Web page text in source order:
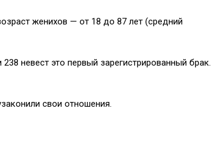
женихов — от 18 до 87 лет (средний
невест это первый зарегистрированный брак.
свои отношения.